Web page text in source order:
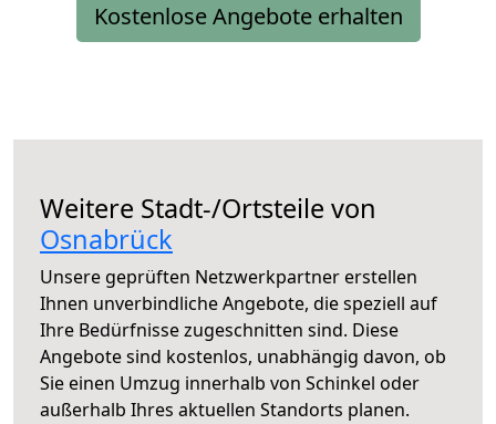
Kostenlose Angebote erhalten
Weitere Stadt-/Ortsteile von
Osnabrück
Unsere geprüften Netzwerkpartner erstellen
Ihnen unverbindliche Angebote, die speziell auf
Ihre Bedürfnisse zugeschnitten sind. Diese
Angebote sind kostenlos, unabhängig davon, ob
Sie einen Umzug innerhalb von Schinkel oder
außerhalb Ihres aktuellen Standorts planen.